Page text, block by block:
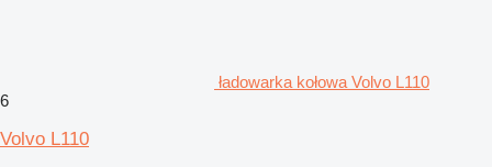
ładowarka kołowa Volvo L110
6
Volvo L110